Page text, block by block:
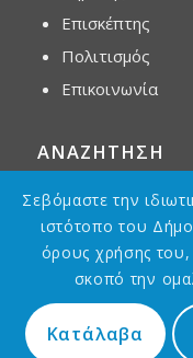
Επισκέπτης
Πολιτισμός
Επικοινωνία
ΑΝΑΖΗΤΗΣΗ
Σεβόμαστε την
ιστότοπο του
όρους χρήσης
σκοπό την
Κατάλαβα